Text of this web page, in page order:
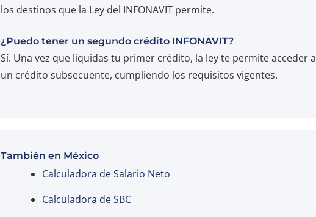
los destinos que la Ley del INFONAVIT permite.
¿Puedo tener un segundo crédito INFONAVIT?
Sí. Una vez que liquidas tu primer crédito, la ley te permite acceder a
un crédito subsecuente, cumpliendo los requisitos vigentes.
También en México
Calculadora de Salario Neto
Calculadora de SBC